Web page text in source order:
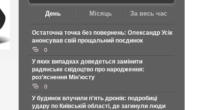
День Місяць За весь час
Остаточна точка без повернень: Олександр Усік
анонсував свій прощальний поєдинок
0
У яких випадках доведеться замінити
радянське свідоцтво про народження:
роз'яснення Мін'юсту
0
У будинок влучили п'ять дронів: подробиці
удару по Київській області, де загинули люди